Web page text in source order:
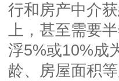
行和房产中介
上，甚至需要
浮5%或10%成
龄、房屋面积